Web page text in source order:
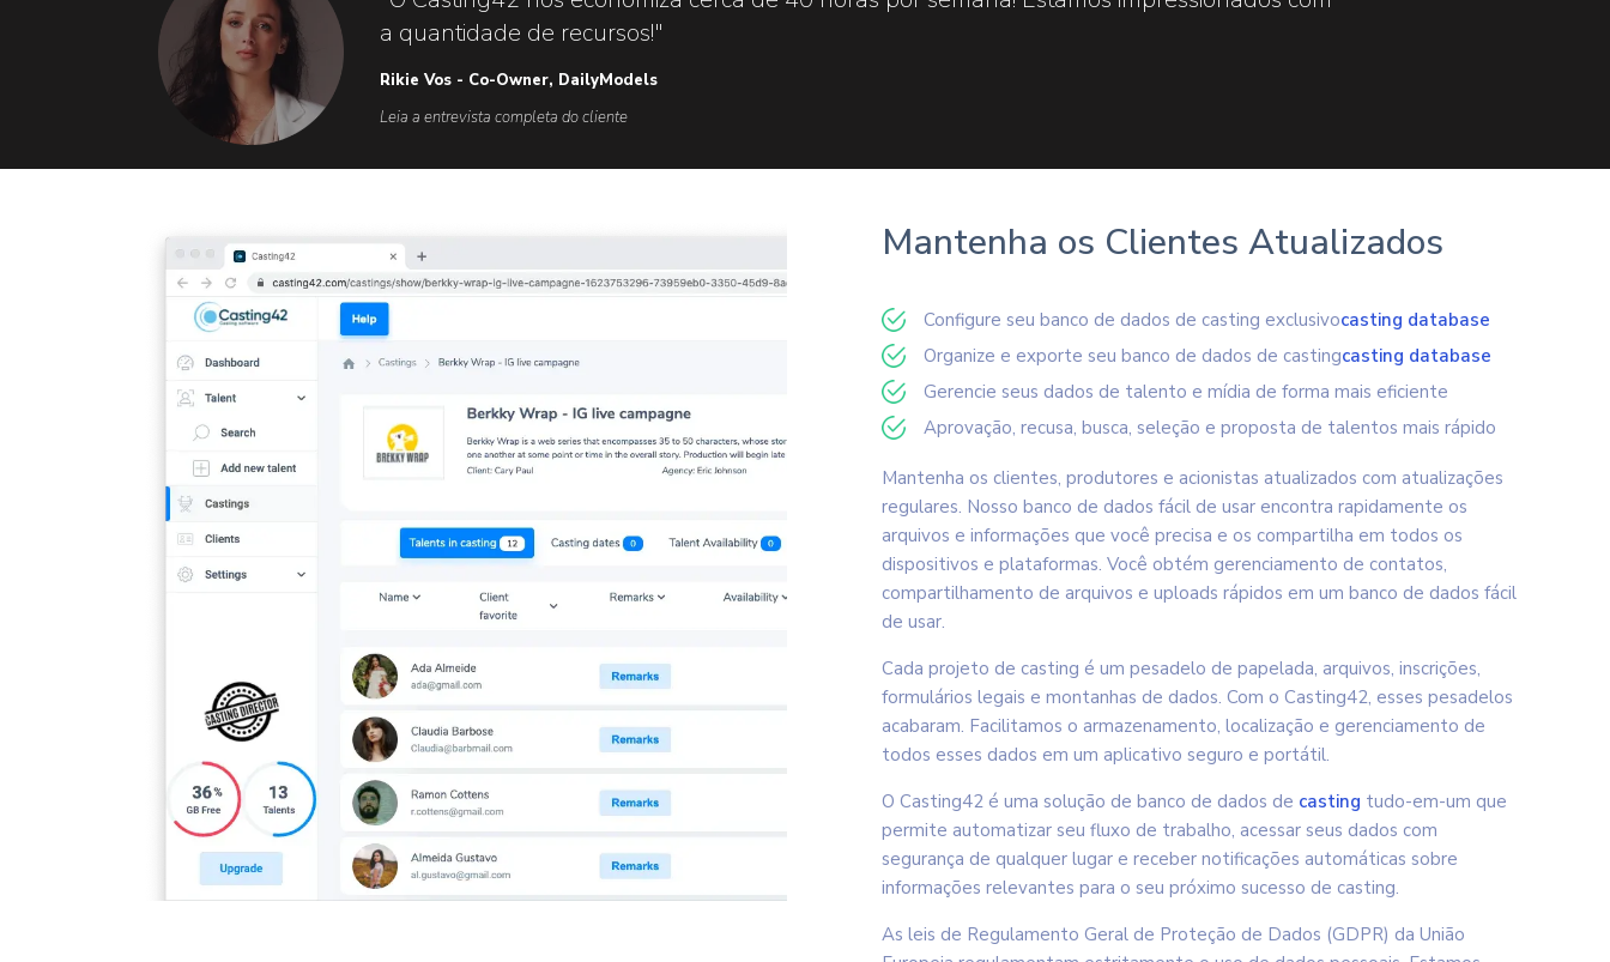
a quantidade de recursos!"
Rikie Vos - Co-Owner, DailyModels
Leia a entrevista completa do cliente
Mantenha os Clientes Atualizados
Configure seu banco de dados de casting exclusivocasting database
Organize e exporte seu banco de dados de castingcasting database
Gerencie seus dados de talento e mídia de forma mais eficiente
Aprovação, recusa, busca, seleção e proposta de talentos mais rápido
Mantenha os clientes, produtores e acionistas atualizados com atualizações
regulares. Nosso banco de dados fácil de usar encontra rapidamente os
arquivos e informações que você precisa e os compartilha em todos os
dispositivos e plataformas. Você obtém gerenciamento de contatos,
compartilhamento de arquivos e uploads rápidos em um banco de dados fácil
de usar.
Cada projeto de casting é um pesadelo de papelada, arquivos, inscrições,
formulários legais e montanhas de dados. Com o Casting42, esses pesadelos
acabaram. Facilitamos o armazenamento, localização e gerenciamento de
todos esses dados em um aplicativo seguro e portátil.
O Casting42 é uma solução de banco de dados de casting tudo-em-um que
permite automatizar seu fluxo de trabalho, acessar seus dados com
segurança de qualquer lugar e receber notificações automáticas sobre
informações relevantes para o seu próximo sucesso de casting.
As leis de Regulamento Geral de Proteção de Dados (GDPR) da União